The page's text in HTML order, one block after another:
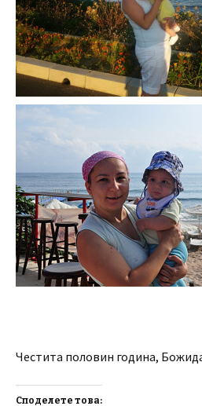
Честита половин година,
Споделете това: